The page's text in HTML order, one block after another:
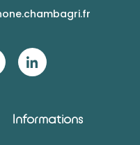
Informations